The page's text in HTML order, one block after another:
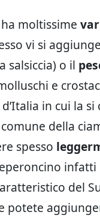
moltissime
vi si
salsiccia) o il
e
in cui la si
della
spesso
infatti
del
potete